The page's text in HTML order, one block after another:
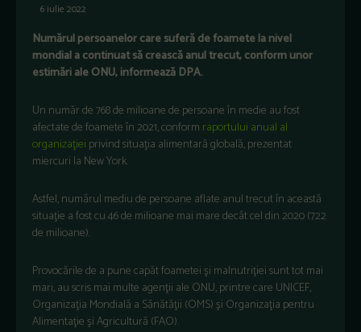
6 iulie 2022
Numărul persoanelor care suferă de foamete la nivel
mondial a continuat să crească anul trecut, conform unor
estimări ale ONU, informează DPA.
Un număr de 768 de milioane de persoane în medie au fost
afectate de foamete în 2021, conform raportului anual al
organizaţiei privind situaţia alimentară globală, prezentat
miercuri la New York.
Astfel, numărul mediu de persoane aflate anul trecut în această
situaţie a fost cu 46 de milioane mai mare decât cel din 2020 (722
de milioane).
Provocările de a pune capăt foametei şi malnutriţiei sunt tot mai
mari, au scris mai multe agenţii ale ONU, printre care UNICEF,
Organizaţia Mondială a Sănătăţii (OMS) şi Organizaţia pentru
Alimentaţie şi Agricultură (FAO).